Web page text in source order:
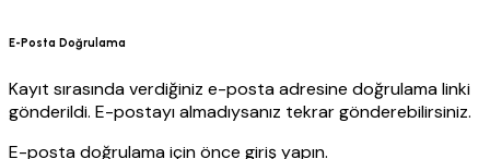
E-Posta Doğrulama
Kayıt sırasında verdiğiniz e-posta adresine doğrulama linki
gönderildi. E-postayı almadıysanız tekrar gönderebilirsiniz.
E-posta doğrulama için önce giriş yapın.